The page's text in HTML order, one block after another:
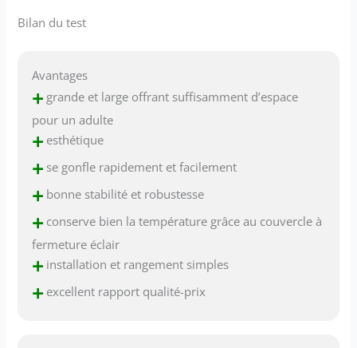
Bilan du test
Avantages
+ grande et large offrant suffisamment d’espace
pour un adulte
+ esthétique
+ se gonfle rapidement et facilement
+ bonne stabilité et robustesse
+ conserve bien la température grâce au couvercle à
fermeture éclair
+ installation et rangement simples
+ excellent rapport qualité-prix